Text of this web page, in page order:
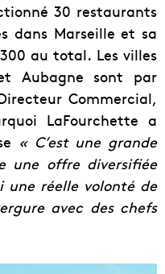
30 restaurants
dans Marseille et sa
au total. Les villes
Aubagne sont par
Commercial,
LaFourchette a
« C’est une grande
une offre diversifiée
réelle volonté de
avec des chefs